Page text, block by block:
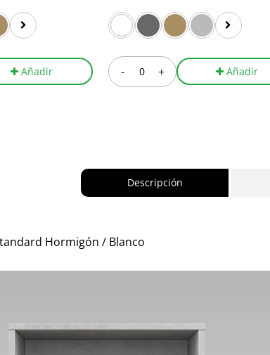
Añadir - + Añadir
Descripción
Hormigón / Blanco